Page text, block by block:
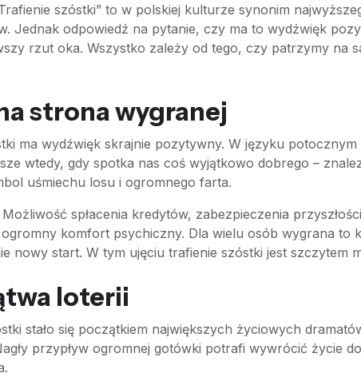
szóstki” to w polskiej kulturze synonim
Jednak odpowiedź na pytanie, czy ma to wydźwięk
rzut oka. Wszystko zależy od tego, czy patrzymy na
strona wygranej
ma wydźwięk skrajnie pozytywny. W języku
wtedy, gdy spotka nas coś wyjątkowo dobrego –
uśmiechu losu i ogromnego farta.
spłacenia kredytów, zabezpieczenia
komfort psychiczny. Dla wielu osób wygrana to
nowy start. W tym ujęciu trafienie szóstki jest szczytem
loterii
stało się początkiem największych życiowych
przypływ ogromnej gotówki potrafi wywrócić życie